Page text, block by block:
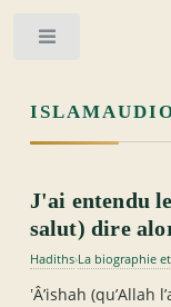
J'ai entendu
salut) dire
Hadiths›La biographie
ʽÂ’ishah (qu’Allah